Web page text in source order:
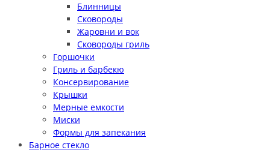
Блинницы
Сковороды
Жаровни и вок
Сковороды гриль
Горшочки
Гриль и барбекю
Консервирование
Крышки
Мерные емкости
Миски
Формы для запекания
Барное стекло